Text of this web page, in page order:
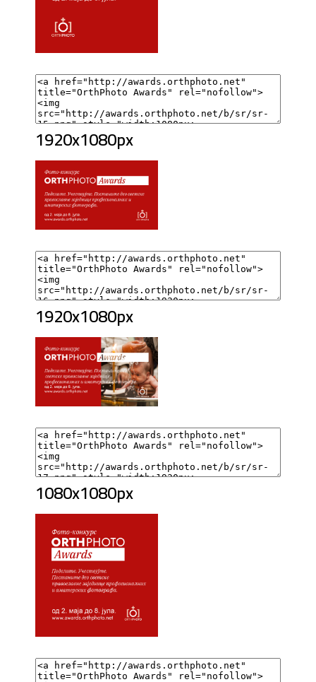
1920x1080px
1920x1080px
1080x1080px